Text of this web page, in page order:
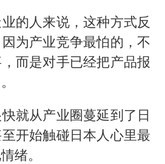
的人来说，这种方式反
为产业竞争最怕的，不
而是对手已经把产品报
就从产业圈蔓延到了日
开始触碰日本人心里最
绪。